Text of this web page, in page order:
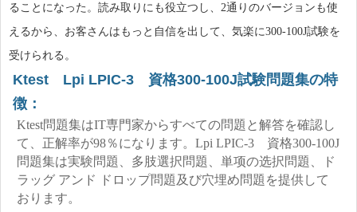
ることになった。読み取りにも役立つし、2通りのバージョンも使
えるから、お客さんはもっと自信を出して、気楽に300-100J試験を
受けられる。
Ktest Lpi LPIC-3 資格300-100J試験問題集の特
徴：
Ktest問題集はIT専門家からすべての問題と解答を確認し
て、正解率が98％になります。Lpi LPIC-3 資格300-100J
問題集は実験問題、多肢選択問題、単项の选択問題、ド
ラッグ アンド ドロップ問題及び穴埋め問題を提供して
おります。